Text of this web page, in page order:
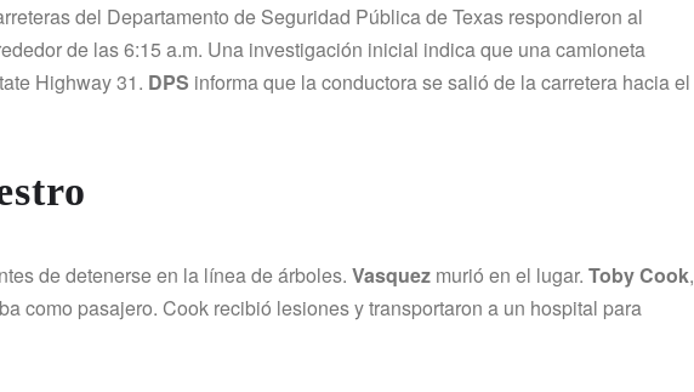
del Departamento de Seguridad Pública de Texas respondieron al
de las 6:15 a.m. Una investigación inicial indica que una camioneta
Highway 31. DPS informa que la conductora se salió de la carretera hacia el
de detenerse en la línea de árboles. Vasquez murió en el lugar. Toby Cook,
como pasajero. Cook recibió lesiones y transportaron a un hospital para